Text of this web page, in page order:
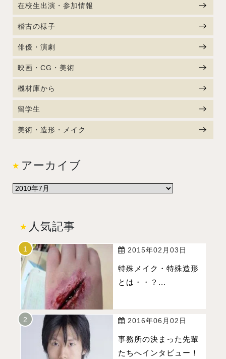
在校生出演・参加情報
稽古の様子
俳優・演劇
映画・CG・美術
機材庫から
留学生
美術・造形・メイク
アーカイブ
人気記事
2015年02月03日
特殊メイク・特殊造形
とは・・？...
2016年06月02日
事務所の決まった先輩
たちへインタビュー！